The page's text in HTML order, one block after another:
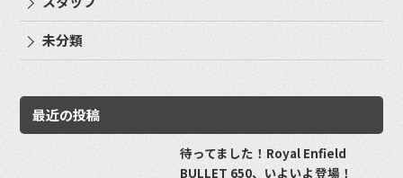
未分類
最近の投稿
待ってました！Royal Enfield
BULLET 650、いよいよ登場！